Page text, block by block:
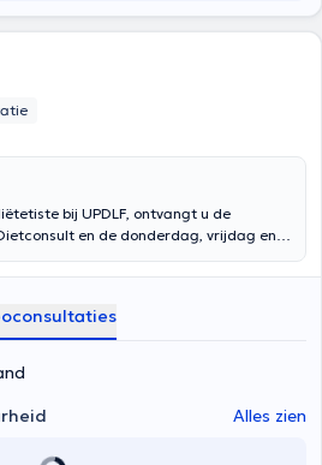
des produits à base de plantes, de
et de minéraux.
bij UPDLF, ontvangt u de
en de donderdag, vrijdag en
Skype of van consultance over talrijke
Alles zien